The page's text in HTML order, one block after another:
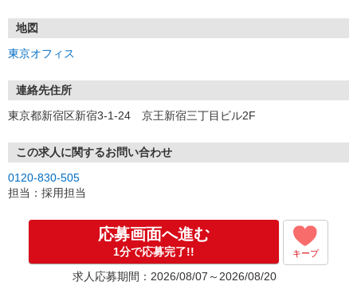
地図
東京オフィス
連絡先住所
東京都新宿区新宿3-1-24 京王新宿三丁目ビル2F
この求人に関するお問い合わせ
0120-830-505
担当：採用担当
応募画面へ進む
1分で応募完了!! キープ
求人応募期間：2026/08/07～2026/08/20